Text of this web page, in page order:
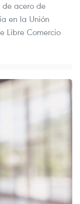
de acero de
en la Unión
Libre Comercio